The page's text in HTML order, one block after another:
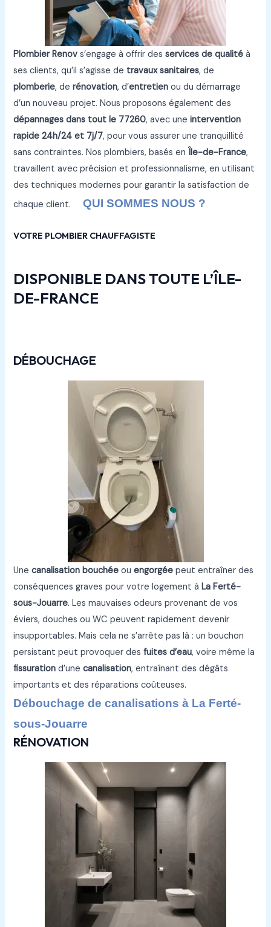
Plombier Renov s’engage à offrir desservices de qualité à
ses clients, qu’il s’agisse de travaux sanitaires, de
plomberie, derénovation, d’entretien ou du démarrage
d’un nouveau projet. Nous proposons également des
dépannages dans tout le 77260, avec une intervention
rapide 24h/24 et 7j/7, pour vous assurer une tranquillité
sans contraintes. Nos plombiers, basés en Île-de-France,
travaillent avec précision et professionnalisme, en utilisant
des techniques modernes pour garantir la satisfaction de
chaque client.QUI SOMMES NOUS ?
VOTRE PLOMBIER CHAUFFAGISTE
DISPONIBLE DANS TOUTE L’ÎLE-
DE-FRANCE
DÉBOUCHAGE
Unecanalisation bouchée ouengorgée peut entraîner des
conséquences graves pour votre logement àLa Ferté-
sous-Jouarre. Les mauvaises odeurs provenant de vos
éviers, douches ou WC peuvent rapidement devenir
insupportables. Mais cela ne s’arrête pas là : un bouchon
persistant peut provoquer desfuites d’eau, voire même la
fissuration d’unecanalisation, entraînant des dégâts
importants et des réparations coûteuses.
Débouchage de canalisations à La Ferté-
sous-Jouarre
RÉNOVATION